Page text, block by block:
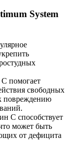
System
помогает
свободных
повреждению
C способствует
может быть
от дефицита